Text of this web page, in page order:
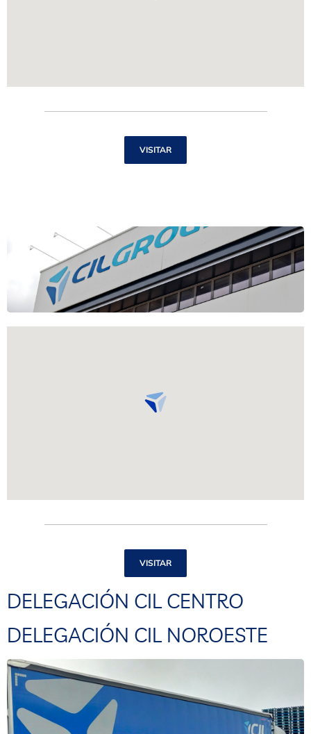
VISITAR
Avda. Puigcerdà, 4, Lliçà de Vall, 08185 Barcelona
VISITAR
DELEGACIÓN CIL CENTRO
DELEGACIÓN CIL NOROESTE
Ctra. Andalucía, km36, Seseña La Nueva, 45224